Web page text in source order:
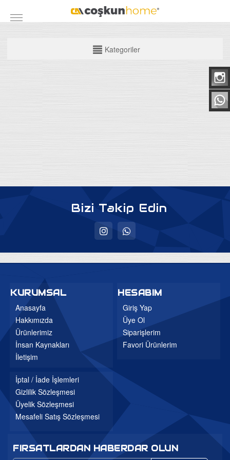
Baza Başlıkları
Ev Tekstili
Bebek Odaları
Genç Odaları
Bahçe Mobilyaları
Düğün Paketleri
3'lü Setler
Mutfak Masa ve Sandalye
Kategoriler
Bizi Takip Edin
KURUMSAL
Anasayfa
Hakkımızda
Ürünlerimiz
İnsan Kaynakları
İletişim
HESABIM
Giriş Yap
Üye Ol
Siparişlerim
Favori Ürünlerim
İptal / İade İşlemleri
Gizlilik Sözleşmesi
Üyelik Sözleşmesi
Mesafeli Satış Sözleşmesi
FIRSATLARDAN HABERDAR OLUN